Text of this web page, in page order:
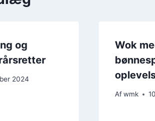
og
2024
Wok
Af wmk